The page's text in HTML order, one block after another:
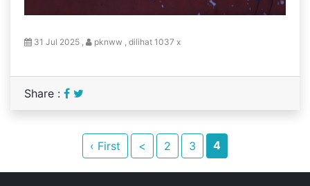
31 Jul 2025 , pknww , dilihat 1037 x
Share :
‹ First < 2 3 4